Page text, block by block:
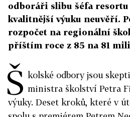
odboráři slibu šéfa resortu
kvalitnější výuku neuvěří.
rozpočet na regionální
příštím roce z 85 na 81
Š kolské odbory jsou
ministra školství Petra
výuky. Deset kroků, které v